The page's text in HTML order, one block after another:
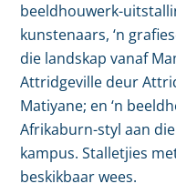
beeldhouwerk-
kunstenaars, ‘n
die landskap vanaf
Attridgeville deur
Matiyane; en ‘n
Afrikaburn-styl aan
kampus. Stalletjies
beskikbaar wees.